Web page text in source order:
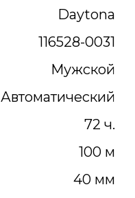
Daytona
116528-0031
Мужской
Автоматический
72 ч.
100 м
40 мм